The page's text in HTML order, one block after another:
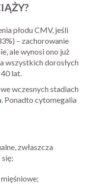
płodu CMV, jeśli
– zachorowanie
ale wynosi ono już
wszystkich dorosłych
lat.
wczesnych stadiach
. Ponadto cytomegalia
zwłaszcza